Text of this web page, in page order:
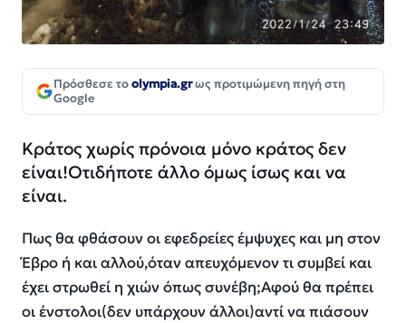
Πρόσθεσε τοolympia.grως προτιμώμενη πηγή στη
Google
Κράτος χωρίς πρόνοια μόνο κράτος δεν
είναι!Οτιδήποτε άλλο όμως ίσως και να
είναι.
Πως θα φθάσουν οι εφεδρείες έμψυχες και μη στον
Έβρο ή και αλλού,όταν απευχόμενον τι συμβεί και
έχει στρωθεί η χιών όπως συνέβη;Αφού θα πρέπει
οι ένστολοι(δεν υπάρχουν άλλοι)αντί να πιάσουν